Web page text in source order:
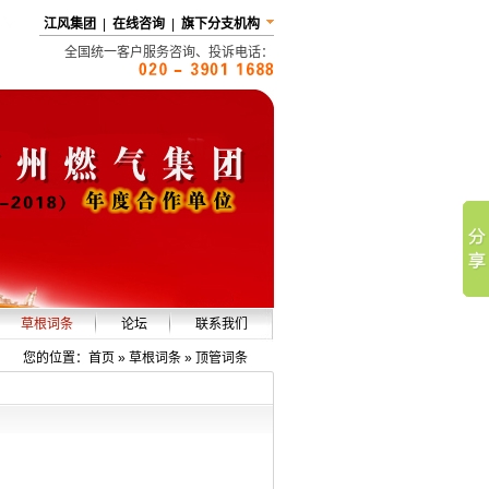
江风集团 在线咨询
旗下分支机构
全国统一客户服务咨询、投诉电话：
草根词条
企业词条
论坛 联系我们
您的位置： 首页 » 草根词条 » 顶管词条